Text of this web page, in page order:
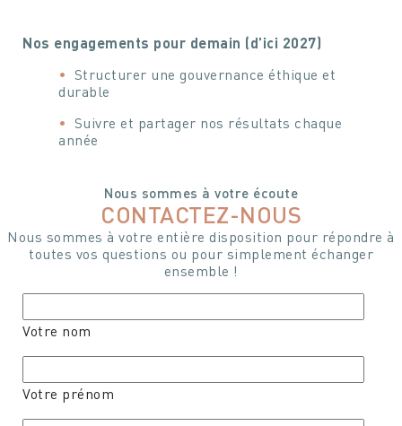
Nos engagements pour demain (d’ici 2027)
Structurer une gouvernance éthique et
durable
Suivre et partager nos résultats chaque
année
Nous sommes à votre écoute
CONTACTEZ-NOUS
Nous sommes à votre entière disposition pour répondre à
toutes vos questions ou pour simplement échanger
ensemble !
Votre nom
Votre prénom